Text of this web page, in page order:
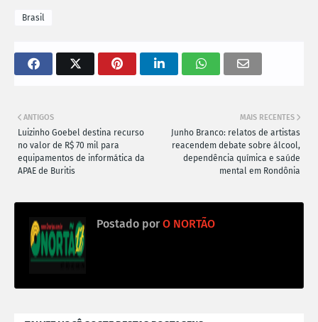
Brasil
MAIS RECENTES
Junho Branco: relatos de artistas
reacendem debate sobre álcool,
dependência química e saúde
mental em Rondônia
ANTIGOS
Luizinho Goebel destina recurso
no valor de R$ 70 mil para
equipamentos de informática da
APAE de Buritis
Postado por O NORTÃO